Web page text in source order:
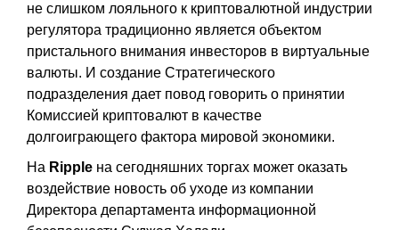
не слишком лояльного к криптовалютной индустрии
регулятора традиционно является объектом
пристального внимания инвесторов в виртуальные
валюты. И создание Стратегического
подразделения дает повод говорить о принятии
Комиссией криптовалют в качестве
долгоиграющего фактора мировой экономики.
На Ripple на сегодняшних торгах может оказать
воздействие новость об уходе из компании
Директора департамента информационной